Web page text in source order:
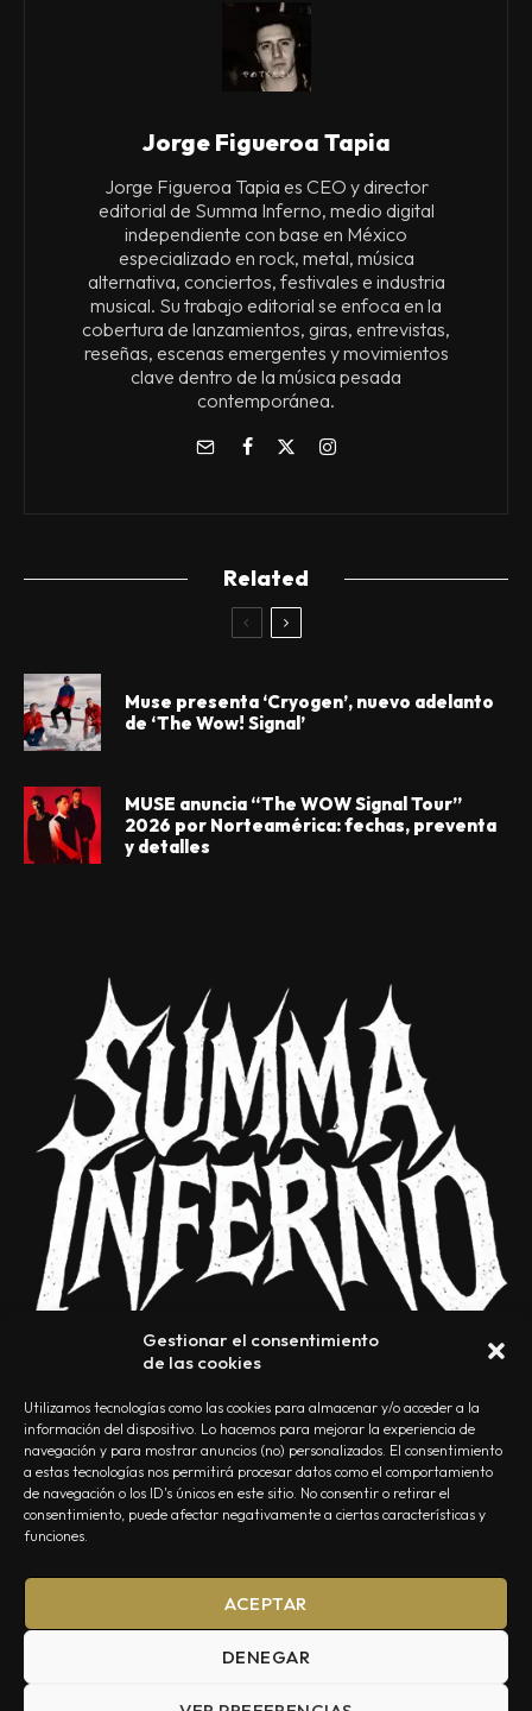
Gestionar el consentimiento
de las cookies
Utilizamos tecnologías como las cookies para almacenar y/o acceder a la
información del dispositivo. Lo hacemos para mejorar la experiencia de
navegación y para mostrar anuncios (no) personalizados. El consentimiento
a estas tecnologías nos permitirá procesar datos como el comportamiento
de navegación o los ID's únicos en este sitio. No consentir o retirar el
consentimiento, puede afectar negativamente a ciertas características y
funciones.
ACEPTAR
DENEGAR
Jorge Figueroa Tapia
Jorge Figueroa Tapia es CEO y director
editorial de Summa Inferno, medio digital
independiente con base en México
especializado en rock, metal, música
alternativa, conciertos, festivales e industria
musical. Su trabajo editorial se enfoca en la
cobertura de lanzamientos, giras, entrevistas,
reseñas, escenas emergentes y movimientos
clave dentro de la música pesada
contemporánea.
Related
Muse presenta ‘Cryogen’, nuevo adelanto
de ‘The Wow! Signal’
MUSE anuncia “The WOW Signal Tour”
2026 por Norteamérica: fechas, preventa
y detalles
NOSOTROS CONTACTO EDITORIAL POLÍTICA DE PRIVACIDAD